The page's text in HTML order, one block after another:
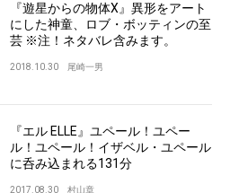
『遊星からの物体X』異形をアート
にした神童、ロブ・ボッティンの至
芸 ※注！ネタバレ含みます。
2018.10.30 尾崎一男
『エル ELLE』ユペール！ユペー
ル！ユペール！イザベル・ユペール
に呑み込まれる131分
2017.08.30 村山章